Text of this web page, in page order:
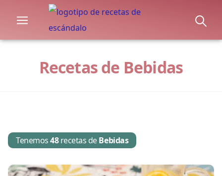
Recetas de Bebidas
Tenemos48recetas deBebidas